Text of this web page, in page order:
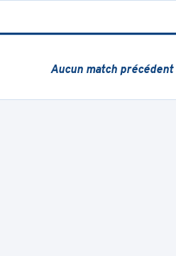
Aucun match précédent